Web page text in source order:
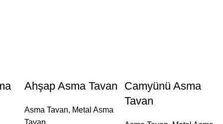
Ahşap Asma Tavan
Asma Tavan, Metal Asma
Tavan
Camyünü Asma
Tavan